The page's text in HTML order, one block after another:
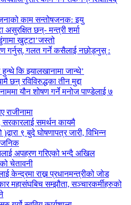
काम सन्तोषजनक: इयु
असुरक्षित छन्- मन्त्री शर्मा
खुट्टा’जस्तो
गर्नुस्, गलत गर्ने कसैलाई नछोड्नुस् :
हुन्थे कि झ्यालखानामा जान्थे’
छन् रविविरुद्धका तीन मुद्दा
नाममा यौन शोषण गर्ने मनोज पाण्डेलाई ७
राजीनामा
सरकारलाई समर्थन कायमै
९ बुदे घोषणापत्र जारी, विभिन्न
अपहरण गरिएको भन्दै अखिल
चेतावनी
केन्द्रमा राख्न प्रधानमन्त्रीको जोड
महासंघबिच सम्झौता, सञ्चारकर्मीहरुको